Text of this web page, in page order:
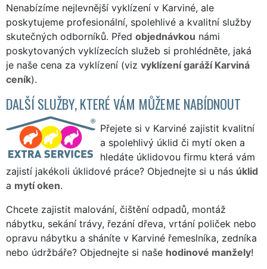
Nenabízíme nejlevnější vyklízení v Karviné, ale
poskytujeme profesionální, spolehlivé a kvalitní služby
skutečných odborníků. Před objednávkou námi
poskytovaných vyklízecích služeb si prohlédněte, jaká
je naše cena za vyklízení (viz vyklízení garáží Karviná
ceník).
DALŠÍ SLUŽBY, KTERÉ VÁM MŮŽEME NABÍDNOUT
Přejete si v Karviné zajistit kvalitní
a spolehlivý úklid či mytí oken a
hledáte úklidovou firmu která vám
zajistí jakékoli úklidové práce? Objednejte si u nás úklid
a mytí oken.
Chcete zajistit malování, čištění odpadů, montáž
nábytku, sekání trávy, řezání dřeva, vrtání poliček nebo
opravu nábytku a sháníte v Karviné řemeslníka, zedníka
nebo údržbáře? Objednejte si naše hodinové manžely!